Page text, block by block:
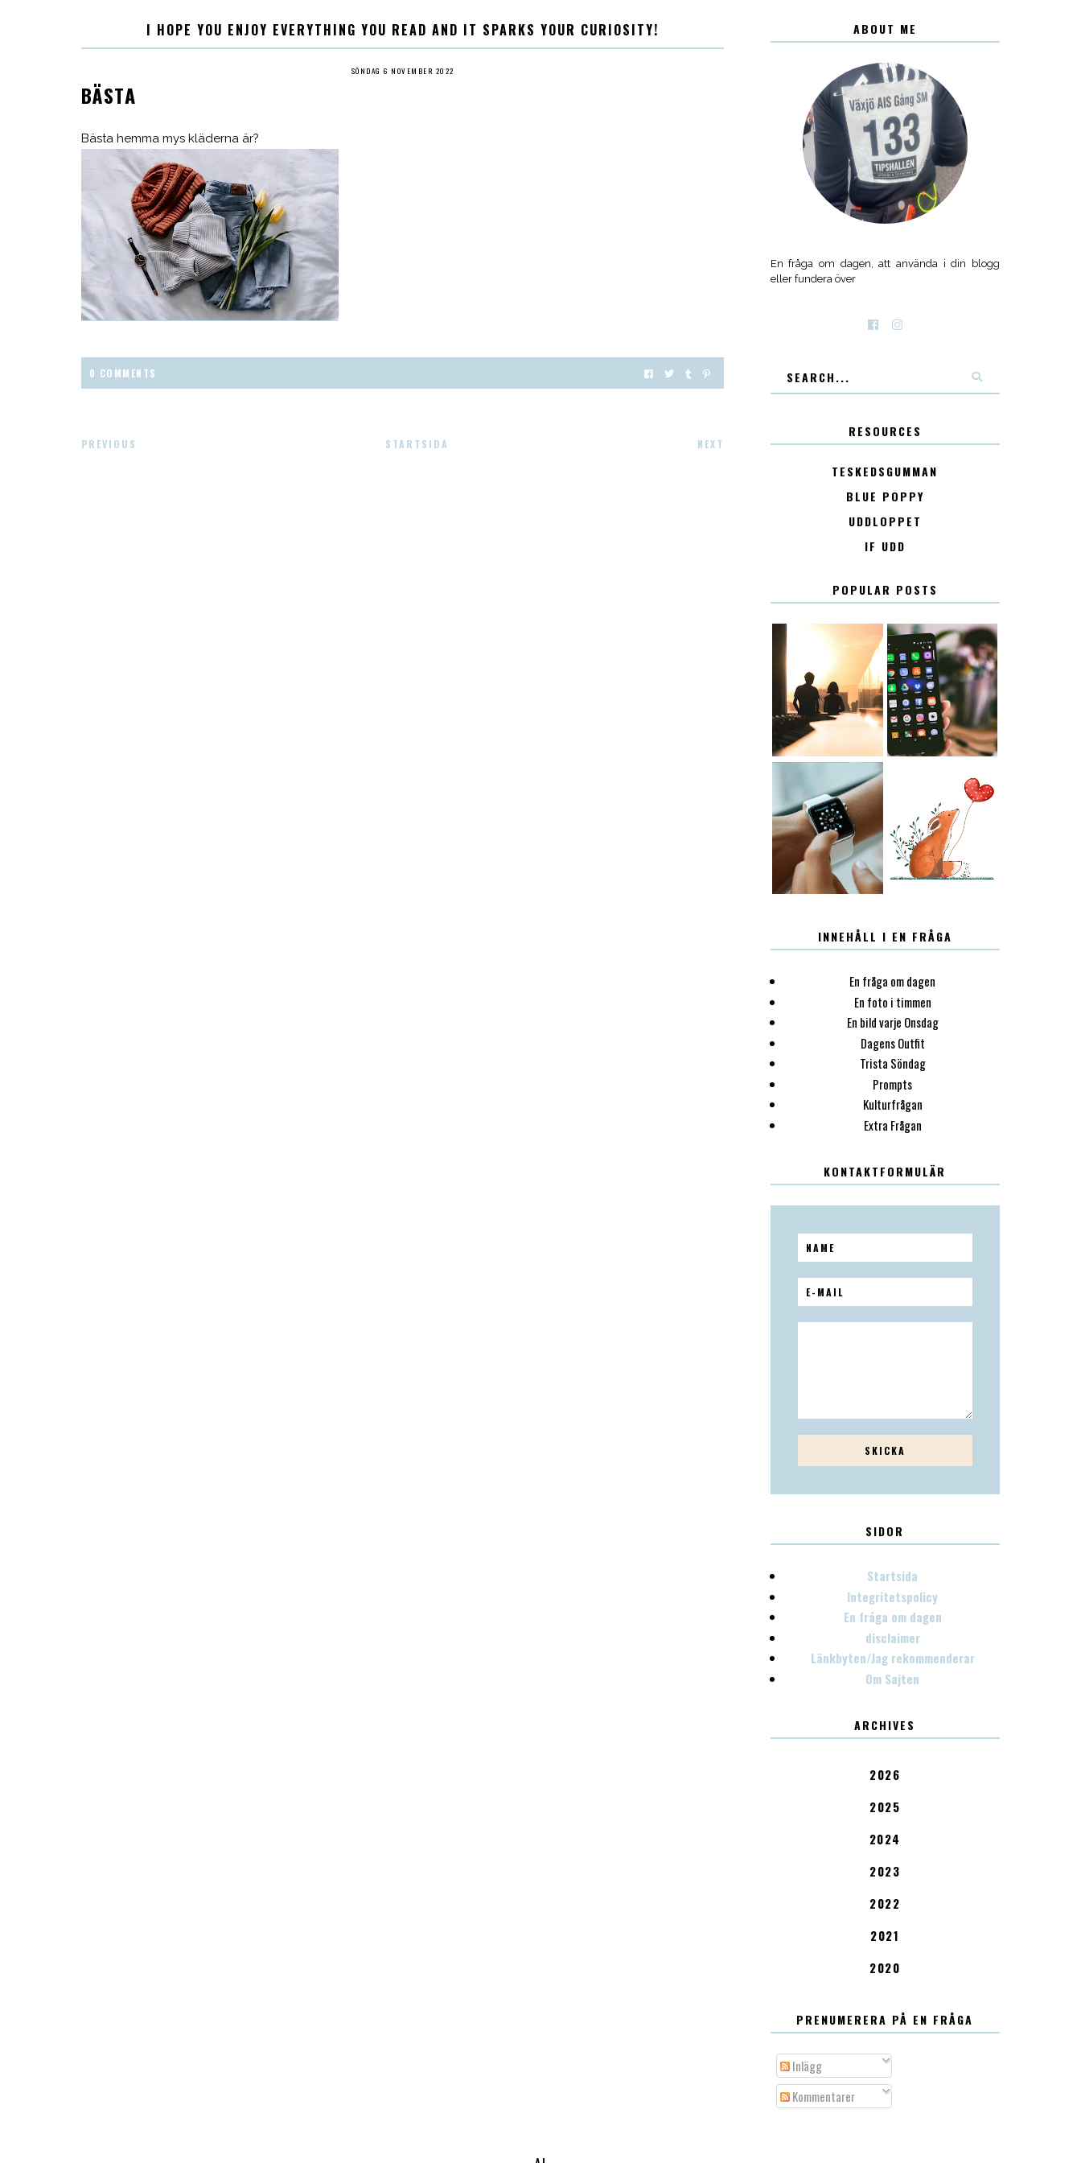
I HOPE YOU ENJOY EVERYTHING YOU READ AND IT SPARKS YOUR CURIOSITY!
SÖNDAG 6 NOVEMBER 2022
BÄSTA
Bästa hemma mys kläderna är?
0 COMMENTS
PREVIOUS STARTSIDA NEXT
ABOUT ME
En fråga om dagen, att använda i din blogg
eller fundera över
RESOURCES
TESKEDSGUMMAN
BLUE POPPY
UDDLOPPET
IF UDD
POPULAR POSTS
KONTAKT KONTAKTLISTA
12.30 LUGN
INNEHÅLL I EN FRÅGA
En fråga om dagen
En foto i timmen
En bild varje Onsdag
Dagens Outfit
Trista Söndag
Prompts
Kulturfrågan
Extra Frågan
KONTAKTFORMULÄR
SIDOR
Startsida
Integritetspolicy
En fråga om dagen
disclaimer
Länkbyten/Jag rekommenderar
Om Sajten
ARCHIVES
2026
2025
2024
2023
2022
2021
2020
PRENUMERERA PÅ EN FRÅGA
Inlägg
Kommentarer